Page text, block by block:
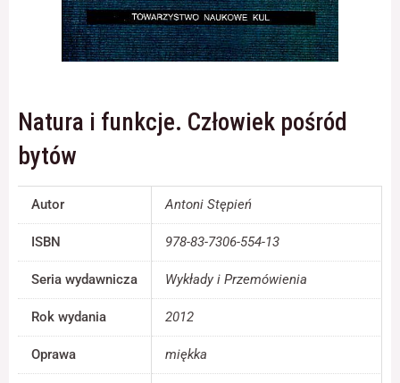
Natura i funkcje. Człowiek pośród
bytów
Autor Antoni Stępień
ISBN 978-83-7306-554-13
Seria wydawnicza Wykłady i Przemówienia
Rok wydania 2012
Oprawa miękka
one potrzebne
do
funkcjonowania
strony
Statystyka
i strukturę
strony
na podstawie
tego, jak strona
jest używana.
Doświadczenie